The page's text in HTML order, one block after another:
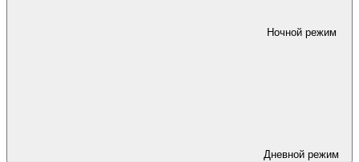
Ночной режим
Дневной режим